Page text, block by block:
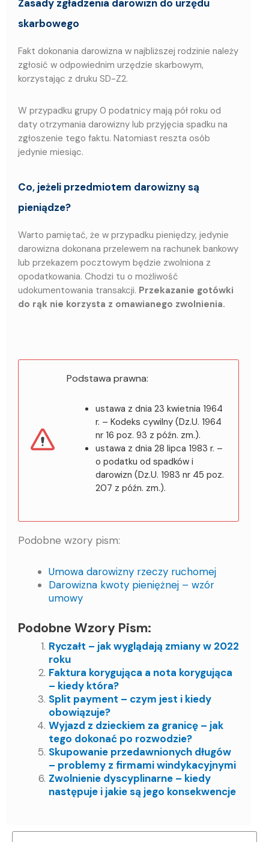
Zasady zgładzenia darowizn do urzędu
skarbowego
Fakt dokonania darowizna w najbliższej rodzinie należy
zgłosić w odpowiednim urzędzie skarbowym,
korzystając z druku SD-Z2.
W przypadku grupy 0 podatnicy mają pół roku od
daty otrzymania darowizny lub przyjęcia spadku na
zgłoszenie tego faktu. Natomiast reszta osób
jedynie miesiąc.
Co, jeżeli przedmiotem darowizny są
pieniądze?
Warto pamiętać, że w przypadku pieniędzy, jedynie
darowizna dokonana przelewem na rachunek bankowy
lub przekazem pocztowym będzie zwolniona z
opodatkowania. Chodzi tu o możliwość
udokumentowania transakcji. Przekazanie gotówki
do rąk nie korzysta z omawianego zwolnienia.
Podstawa prawna:
ustawa z dnia 23 kwietnia 1964
r. – Kodeks cywilny (Dz.U. 1964
nr 16 poz. 93 z późn. zm.).
ustawa z dnia 28 lipca 1983 r. –
o podatku od spadków i
darowizn (Dz.U. 1983 nr 45 poz.
207 z późn. zm.).
Podobne wzory pism:
Umowa darowizny rzeczy ruchomej
Darowizna kwoty pieniężnej – wzór
umowy
Podobne Wzory Pism:
Ryczałt – jak wyglądają zmiany w 2022
roku
Faktura korygująca a nota korygująca
– kiedy która?
Split payment – czym jest i kiedy
obowiązuje?
Wyjazd z dzieckiem za granicę – jak
tego dokonać po rozwodzie?
Skupowanie przedawnionych długów
– problemy z firmami windykacyjnymi
Zwolnienie dyscyplinarne – kiedy
następuje i jakie są jego konsekwencje